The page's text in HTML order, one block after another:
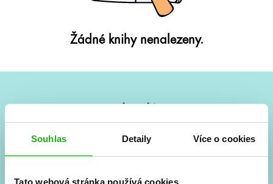
Souhlas Detaily Více o cookies
Tato webová stránka používá cookies
Žádné knihy nenalezeny.
Vše kolem #youngadult každý měsíc rovnou do mailu!
a seriálové adaptace a další.